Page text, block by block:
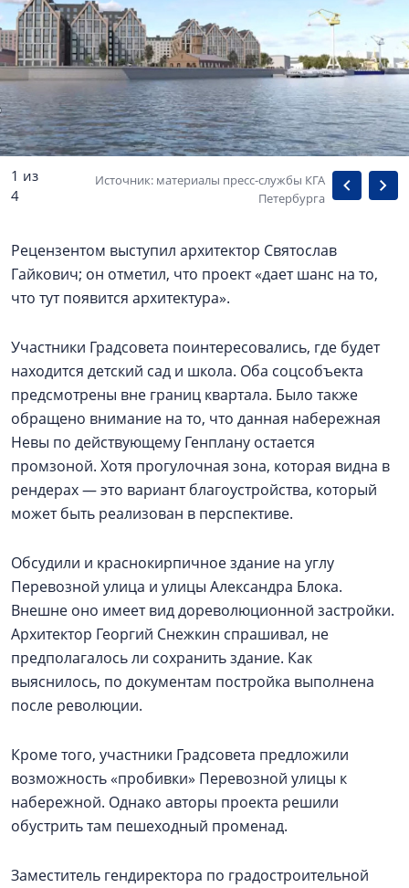
1 из
4
Источник: материалы пресс-службы КГА
Петербурга
Рецензентом выступил архитектор Святослав
Гайкович; он отметил, что проект «дает шанс на то,
что тут появится архитектура».
Участники Градсовета поинтересовались, где будет
находится детский сад и школа. Оба соцсобъекта
предсмотрены вне границ квартала. Было также
обращено внимание на то, что данная набережная
Невы по действующему Генплану остается
промзоной. Хотя прогулочная зона, которая видна в
рендерах — это вариант благоустройства, который
может быть реализован в перспективе.
Обсудили и краснокирпичное здание на углу
Перевозной улица и улицы Александра Блока.
Внешне оно имеет вид дореволюционной застройки.
Архитектор Георгий Снежкин спрашивал, не
предполагалось ли сохранить здание. Как
выяснилось, по документам постройка выполнена
после революции.
Кроме того, участники Градсовета предложили
возможность «пробивки» Перевозной улицы к
набережной. Однако авторы проекта решили
обустрить там пешеходный променад.
Заместитель гендиректора по градостроительной